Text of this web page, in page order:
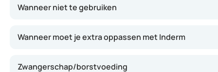
Wanneer niet te gebruiken
Wanneer moet je extra oppassen met Inderm
Zwangerschap/borstvoeding